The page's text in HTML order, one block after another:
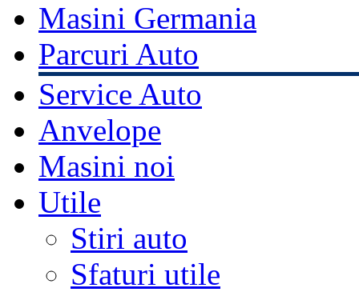
Masini Germania
Parcuri Auto
Service Auto
Anvelope
Masini noi
Utile
Stiri auto
Sfaturi utile